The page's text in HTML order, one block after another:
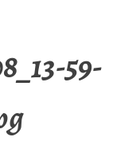
59-